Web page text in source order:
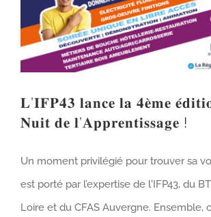
𝐋’𝐈𝐅𝐏𝟒𝟑 𝐥𝐚𝐧𝐜𝐞 𝐥𝐚 𝟒𝐞̀𝐦𝐞
𝐍𝐮𝐢𝐭 𝐝𝐞 𝐥’𝐀𝐩𝐩𝐫𝐞𝐧𝐭𝐢𝐬𝐬𝐚𝐠𝐞 !
Un moment privilégié pour trouver sa
est porté par l’expertise de l'IFP43, du
Loire et du CFAS Auvergne. Ensemble,